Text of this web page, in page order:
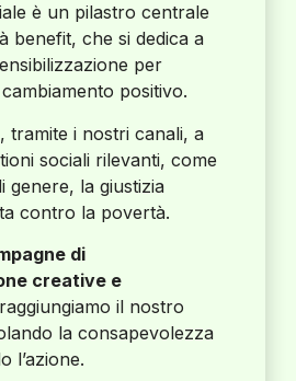
è un pilastro centrale
benefit, che si dedica a
per
positivo.
tramite i nostri canali, a
sociali rilevanti, come
genere, la giustizia
contro la povertà.
di
creative e
il nostro
la consapevolezza
l’azione.